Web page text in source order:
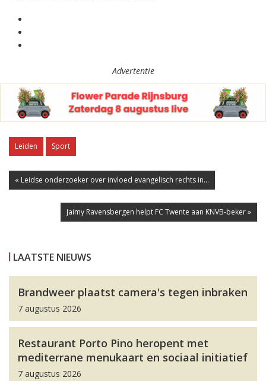
Advertentie
Leiden Sport
« Leidse onderzoeker over invloed evangelisch rechts in...
Jaimy Ravensbergen helpt FC Twente aan KNVB-beker »
LAATSTE NIEUWS
Brandweer plaatst camera's tegen inbraken
7 augustus 2026
Restaurant Porto Pino heropent met
mediterrane menukaart en sociaal initiatief
7 augustus 2026